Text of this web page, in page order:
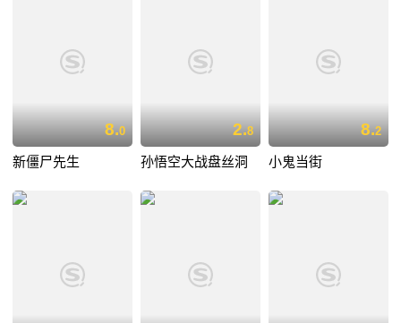
8.0
新僵尸先生
2.8
孙悟空大战盘丝洞
8.2
小鬼当街